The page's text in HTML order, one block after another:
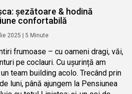
șezătoare & hodină
confortabilă
2025 5 Minute
frumoase – cu oameni dragi, văi,
pe coclauri. Cu ușurință am
team building acolo. Trecând prin
luni, până ajungem la Pensiunea